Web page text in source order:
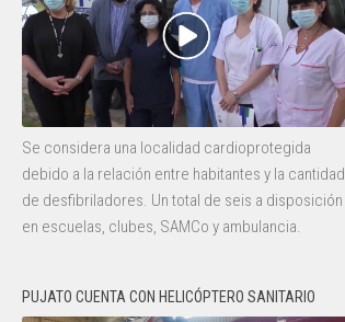
Se considera una localidad cardioprotegida
debido a la relación entre habitantes y la cantidad
de desfibriladores. Un total de seis a disposición
en escuelas, clubes, SAMCo y ambulancia.
PUJATO CUENTA CON HELICÓPTERO SANITARIO